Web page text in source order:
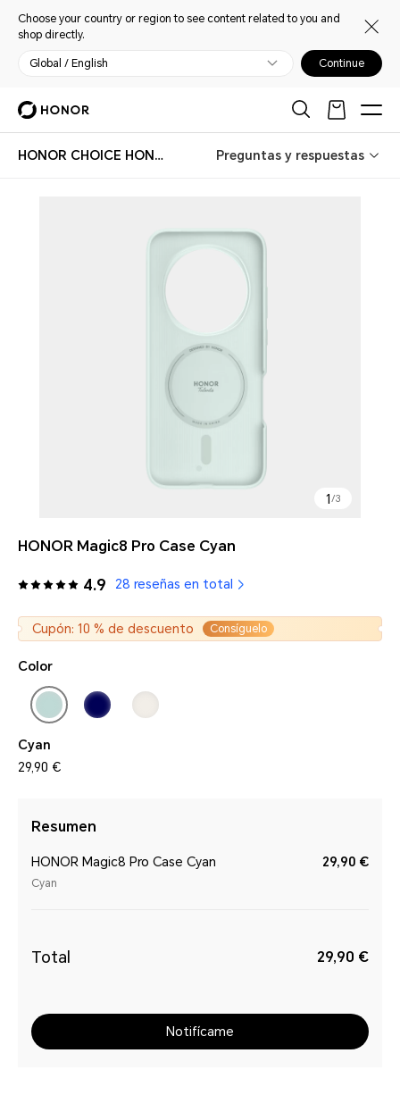
Choose your country or region to see content related to you and
shop directly.
Global / English Continue
HONOR CHOICE HONOR Magic8 Pro Case Preguntas y respuestas
1 /3
HONOR Magic8 Pro Case Cyan
4.9 28 reseñas en total
Cupón: 10 % de descuento Consíguelo
Color
Cyan
29,90 €
Resumen
HONOR Magic8 Pro Case Cyan
Cyan
29,90 €
Total 29,90 €
Notifícame